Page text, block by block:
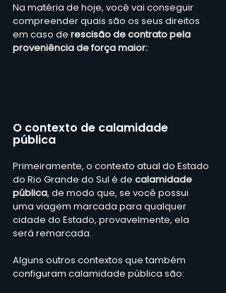
Na matéria de hoje, você vai conseguir
compreender quais são os seus direitos
em caso de rescisão de contrato pela
proveniência de força maior:
O contexto de calamidade
pública
Primeiramente, o contexto atual do Estado
do Rio Grande do Sul é de calamidade
pública, de modo que, se você possui
uma viagem marcada para qualquer
cidade do Estado, provavelmente, ela
será remarcada.
Alguns outros contextos que também
configuram calamidade pública são: